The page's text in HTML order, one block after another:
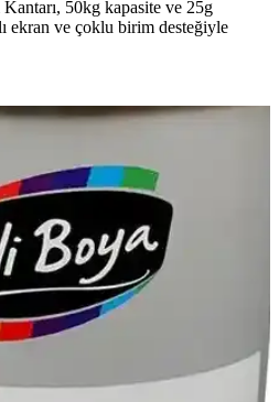
50kg kapasite ve 25g
ekran ve çoklu birim desteğiyle